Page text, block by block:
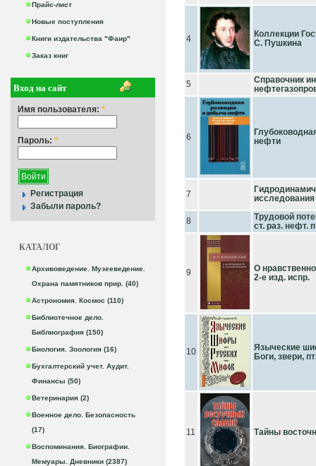
Прайс-лист
Новые поступления
Книги издательства "Фаир"
Заказ книг
Вход на сайт
Имя пользователя: *
Пароль: *
Регистрация
Забыли пароль?
КАТАЛОГ
Архивоведение. Музееведение.
Охрана памятников прир. (40)
Астрономия. Космос (110)
Библиотечное дело.
Библиография (150)
Биология. Зоология (16)
Бухгалтерский учет. Аудит.
Финансы (50)
Ветеринария (2)
Военное дело. Безопасность
(17)
Воспоминания. Биографии.
Мемуары. Дневники (2387)
4
Коллекции
С. Пушкина
5
Справочник
6
нефти
7
8
Трудовой
ст. раз. нефт. п
9
О
2-е изд. испр.
10
Языческие
Боги, звери,
11 Тайны